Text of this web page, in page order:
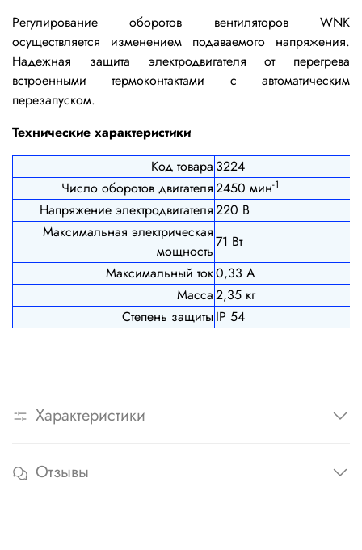
Регулирование оборотов вентиляторов WNK
осуществляется изменением подаваемого напряжения.
Надежная защита электродвигателя от перегрева
встроенными термоконтактами с автоматическим
перезапуском.
Технические характеристики
Код товара 3224
Число оборотов двигателя2450 мин-1
Напряжение электродвигателя220 В
Максимальная электрическая
мощность
71 Вт
Максимальный ток0,33 А
Масса2,35 кг
Степень защитыIP 54
Характеристики
Отзывы